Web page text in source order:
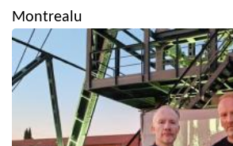
Montrealu